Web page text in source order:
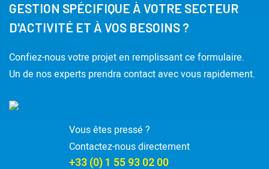
GESTION SPÉCIFIQUE À VOTRE SECTEUR
D'ACTIVITÉ ET À VOS BESOINS ?
Confiez-nous votre projet en remplissant ce formulaire.
Un de nos experts prendra contact avec vous rapidement.
Vous êtes pressé ?
Contactez-nous directement
+33 (0) 1 55 93 02 00